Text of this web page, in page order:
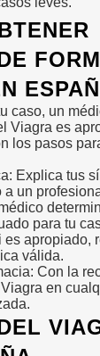
caso, un
Viagra es
los pasos
Explica tus
a un
para tu
es apropiado,
válida.
Con la
en